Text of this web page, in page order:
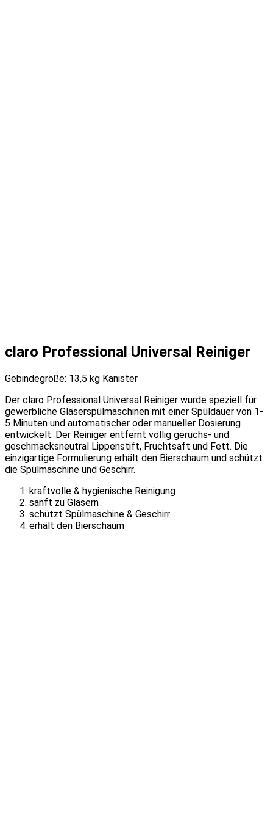
claro Professional Universal Reiniger
Gebindegröße: 13,5 kg Kanister
Der claro Professional Universal Reiniger wurde speziell für
gewerbliche Gläserspülmaschinen mit einer Spüldauer von 1-
5 Minuten und automatischer oder manueller Dosierung
entwickelt. Der Reiniger entfernt völlig geruchs- und
geschmacksneutral Lippenstift, Fruchtsaft und Fett. Die
einzigartige Formulierung erhält den Bierschaum und schützt
die Spülmaschine und Geschirr.
kraftvolle & hygienische Reinigung
sanft zu Gläsern
schützt Spülmaschine & Geschirr
erhält den Bierschaum